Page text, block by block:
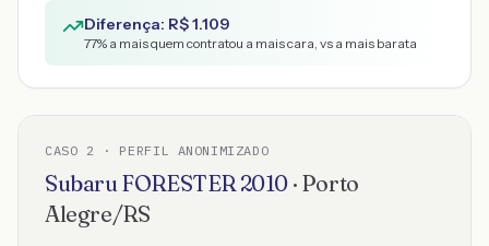
Diferença: R$1.109
77% a mais quem contratou a mais cara, vs a mais barata
CASO 2 · PERFIL ANONIMIZADO
Subaru FORESTER2010 · Porto
Alegre/RS